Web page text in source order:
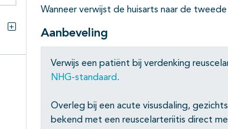
Zoeken binnen deze richtlijn
Wanneer verwijst de huisarts naar de tweede
Aanbeveling
Verwijs een patiënt bij verdenking
NHG-standaard.
Overleg bij een acute visusdaling,
bekend met een reuscelarteriitis direct